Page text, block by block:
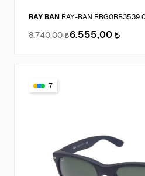
RAY BAN RAY-BAN RBG0RB3539
8.740,00 6.555,00
7